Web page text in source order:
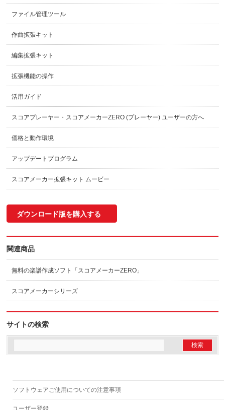
ファイル管理ツール
作曲拡張キット
編集拡張キット
拡張機能の操作
活用ガイド
スコアプレーヤー・スコアメーカーZERO (プレーヤー) ユーザーの方へ
価格と動作環境
アップデートプログラム
スコアメーカー拡張キット ムービー
ダウンロード版を購入する
関連商品
無料の楽譜作成ソフト「スコアメーカーZERO」
スコアメーカーシリーズ
サイトの検索
ソフトウェアご使用についての注意事項
ユーザー登録